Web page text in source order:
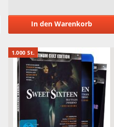
In den Warenkorb
1.000 St.